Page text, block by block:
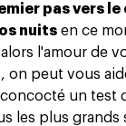
pas vers le
nuits en ce
l'amour de
on peut vous
concocté un test
les plus grands